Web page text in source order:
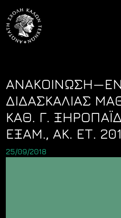
content
ΔΙΔΑΣΚΑΛΙΑΣ
ΚΑΘ. Γ.
ΕΞΑΜ., ΑΚ. ΕΤ.
25/09/2018